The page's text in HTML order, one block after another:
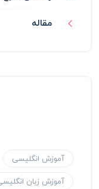
مقاله
آموزش انگلیسی
آموزش زبان